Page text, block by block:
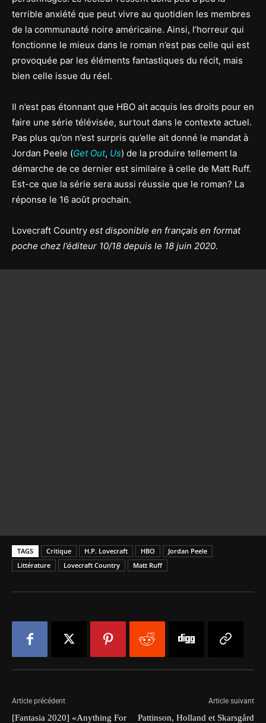
terrible anxiété que peut vivre au quotidien les membres
de la communauté noire américaine. Ainsi, l’horreur qui
fonctionne le mieux dans le roman n’est pas celle qui est
provoquée par les éléments fantastiques du récit, mais
bien celle issue du réel.
Il n’est pas étonnant que HBO ait acquis les droits pour en
faire une série télévisée, surtout dans le contexte actuel.
Pas plus qu’on n’est surpris qu’elle ait donné le mandat à
Jordan Peele (Get Out, Us) de la produire tellement la
démarche de ce dernier est similaire à celle de Matt Ruff.
Est-ce que la série sera aussi réussie que le roman? La
réponse le 16 août prochain.
Lovecraft Country est disponible en français en format
poche chez l’éditeur 10/18 depuis le 18 juin 2020.
TAGS Critique H.P. Lovecraft HBO
Jordan Peele
Littérature
Lovecraft Country Matt Ruff
Article précédent
[Fantasia 2020] «Anything For
Article suivant
Pattinson, Holland et Skarsgård